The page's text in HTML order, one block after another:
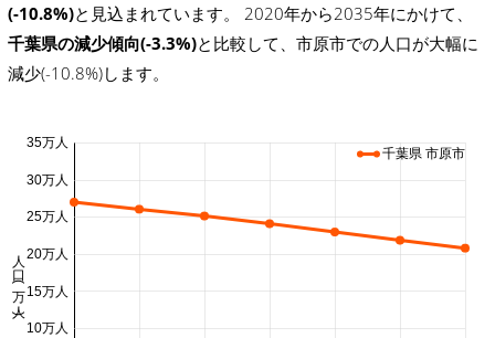
(-10.8%)と見込まれています。 2020年から2035年にかけて、
千葉県の減少傾向(-3.3%)と比較して、市原市での人口が大幅に
減少(-10.8%)します。
10万人
15万人
20万人
25万人
30万人
35万人
人口 (万人)
千葉県 市原市